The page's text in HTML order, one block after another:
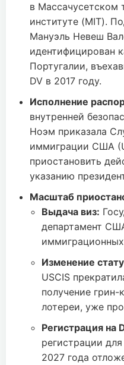
в Массачусетском
институте (MIT).
Мануэль Невеш
идентифицирован
Португалии,
DV в 2017 году.
Исполнение
внутренней
Ноэм приказала
иммиграции США
приостановить
указанию
Масштаб
Выдача виз:
департамент
Изменение
USCIS
получение грин-
лотереи, уже
Регистрация на
регистрации
2027 года